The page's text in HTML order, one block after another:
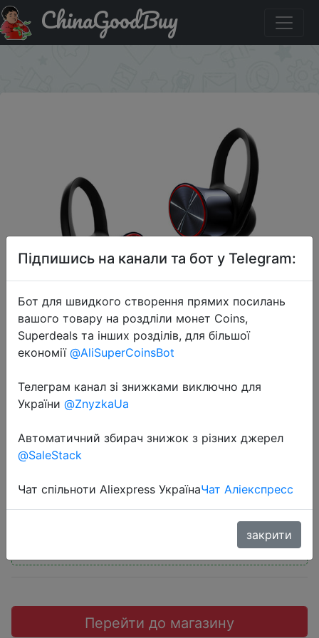
Код на знижку JOYCXOP1213 One plus cloud ear
Bluetooth wireless in-ear sports headphones.
ChinaGoodBuy
2018-12-14
wireless in-ear sports headphones.
$48.99
"JOYCXOP1213"
Перейти до магазину
Підпишись на канали та бот у Telegram:
Бот для швидкого створення прямих посилань
вашого товару на роздліли монет Coins,
Superdeals та інших розділів, для більшої
економії @AliSuperCoinsBot
Телеграм канал зі знижками виключно для
України @ZnyzkaUa
Автоматичний збирач знижок з різних джерел
@SaleStack
Чат спільноти Aliexpress УкраїнаЧат Аліекспресс
закрити